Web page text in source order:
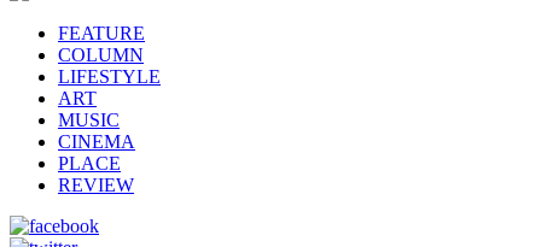
FEATURE
COLUMN
LIFESTYLE
ART
MUSIC
CINEMA
PLACE
REVIEW